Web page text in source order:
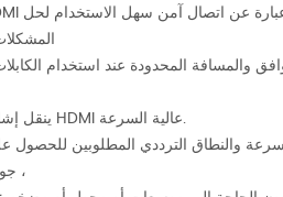
والمسافة المحدودة عند استخدام
ينقل إشارات فيديو HDMI عالية السرعة.
جودة للصورة ،